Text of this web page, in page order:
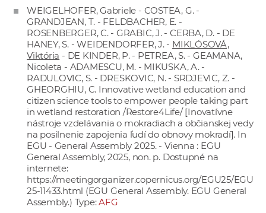
WEIGELHOFER, Gabriele - COSTEA, G. -
GRANDJEAN, T. - FELDBACHER, E. -
ROSENBERGER, C. - GRABIC, J. - CERBA, D. - DE
HANEY, S. - WEIDENDORFER, J. - MIKLÓSOVÁ,
Viktória - DE KINDER, P. - PETREA, S. - GEAMANA,
Nicoleta - ADAMESCU, M. - MIKUSKA, A. -
RADULOVIC, S. - DRESKOVIC, N. - SRDJEVIC, Z. -
GHEORGHIU, C. Innovative wetland education and
citizen science tools to empower people taking part
in wetland restoration /Restore4Life/ [Inovatívne
nástroje vzdelávania o mokradiach a občianskej vedy
na posilnenie zapojenia ľudí do obnovy mokradí]. In
EGU - General Assembly 2025. - Vienna : EGU
General Assembly, 2025, non. p. Dostupné na
internete:
https://meetingorganizer.copernicus.org/EGU25/EGU
25-11433.html (EGU General Assembly. EGU General
Assembly.) Type:AFG